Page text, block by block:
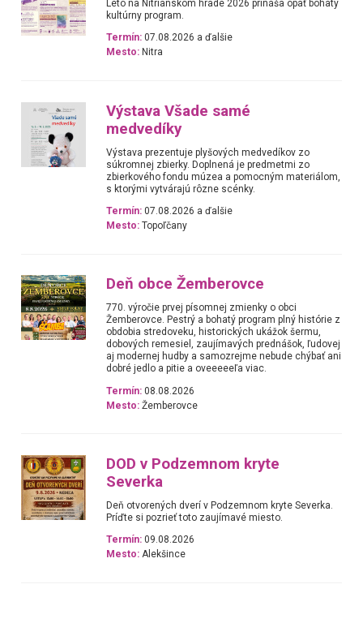
Leto na Nitrianskom hrade 2026 prináša opäť bohatý
kultúrny program.
Termín: 07.08.2026 a ďalšie
Mesto: Nitra
Výstava Všade samé
medvedíky
Výstava prezentuje plyšových medvedíkov zo
súkromnej zbierky. Doplnená je predmetmi zo
zbierkového fondu múzea a pomocným materiálom,
s ktorými vytvárajú rôzne scénky.
Termín: 07.08.2026 a ďalšie
Mesto: Topoľčany
Deň obce Žemberovce
770. výročie prvej písomnej zmienky o obci
Žemberovce. Pestrý a bohatý program plný histórie z
obdobia stredoveku, historických ukážok šermu,
dobových remesiel, zaujímavých prednášok, ľudovej
aj modernej hudby a samozrejme nebude chýbať ani
dobré jedlo a pitie a oveeeeeľa viac.
Termín: 08.08.2026
Mesto: Žemberovce
DOD v Podzemnom kryte
Severka
Deň otvorených dverí v Podzemnom kryte Severka.
Príďte si pozrieť toto zaujímavé miesto.
Termín: 09.08.2026
Mesto: Alekšince